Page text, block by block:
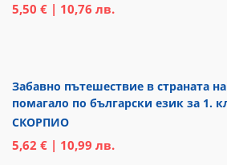
5,50 € | 10,76 лв.
Забавно пътешествие в страната
помагало по български език за 1.
СКОРПИО
5,62 € | 10,99 лв.